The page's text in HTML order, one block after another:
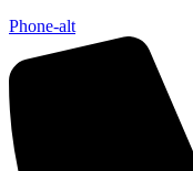
Phone-alt